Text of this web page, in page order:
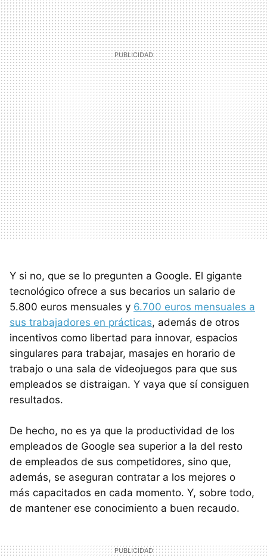
Y si no, que se lo pregunten a Google. El gigante
tecnológico ofrece a sus becarios un salario de
5.800 euros mensuales y 6.700 euros mensuales a
sus trabajadores en prácticas, además de otros
incentivos como libertad para innovar, espacios
singulares para trabajar, masajes en horario de
trabajo o una sala de videojuegos para que sus
empleados se distraigan. Y vaya que sí consiguen
resultados.
De hecho, no es ya que la productividad de los
empleados de Google sea superior a la del resto
de empleados de sus competidores, sino que,
además, se aseguran contratar a los mejores o
más capacitados en cada momento. Y, sobre todo,
de mantener ese conocimiento a buen recaudo.